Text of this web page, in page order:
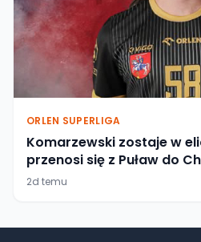
ORLEN SUPERLIGA
Komarzewski zostaje w
przenosi się z Puław do
2d temu